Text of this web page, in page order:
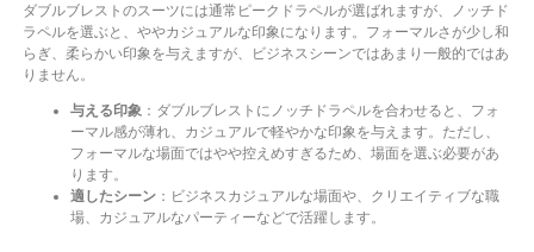
ダブルブレストのスーツには通常ピークドラペルが選ばれますが、ノッチド
ラペルを選ぶと、ややカジュアルな印象になります。フォーマルさが少し和
らぎ、柔らかい印象を与えますが、ビジネスシーンではあまり一般的ではあ
りません。
与える印象 ：ダブルブレストにノッチドラペルを合わせると、フォ
ーマル感が薄れ、カジュアルで軽やかな印象を与えます。ただし、
フォーマルな場面ではやや控えめすぎるため、場面を選ぶ必要があ
ります。
適したシーン：ビジネスカジュアルな場面や、クリエイティブな職
場、カジュアルなパーティーなどで活躍します。